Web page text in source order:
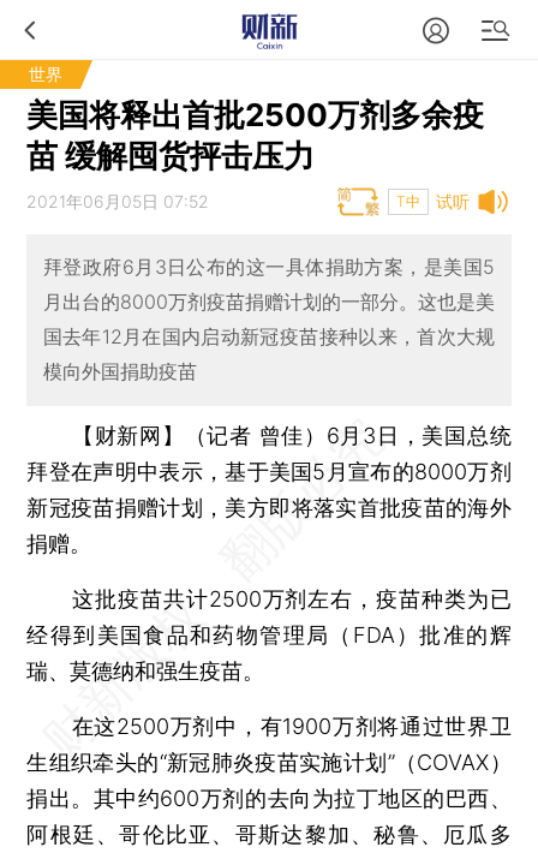
世界
美国将释出首批2500万剂多余疫
苗 缓解囤货抨击压力
试听
2021年06月05日 07:52 T中
拜登政府6月3日公布的这一具体捐助方案，是美国5
月出台的8000万剂疫苗捐赠计划的一部分。这也是美
国去年12月在国内启动新冠疫苗接种以来，首次大规
模向外国捐助疫苗
【财新网】（记者 曾佳） 6月3日，美国总统
拜登在声明中表示，基于美国5月宣布的8000万剂
新冠疫苗捐赠计划，美方即将落实首批疫苗的海外
捐赠。
这批疫苗共计2500万剂左右，疫苗种类为已
经得到美国食品和药物管理局（FDA）批准的辉
瑞、莫德纳和强生疫苗。
在这2500万剂中，有1900万剂将通过世界卫
生组织牵头的“新冠肺炎疫苗实施计划”（COVAX）
捐出。其中约600万剂的去向为拉丁地区的巴西、
阿根廷、哥伦比亚、哥斯达黎加、秘鲁、厄瓜多